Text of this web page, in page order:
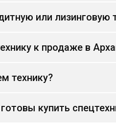
или лизинговую
к продаже в
технику?
купить